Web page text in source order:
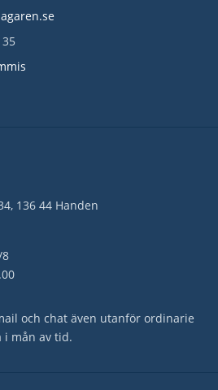
136 44 Handen
och chat även utanför ordinarie
i mån av tid.